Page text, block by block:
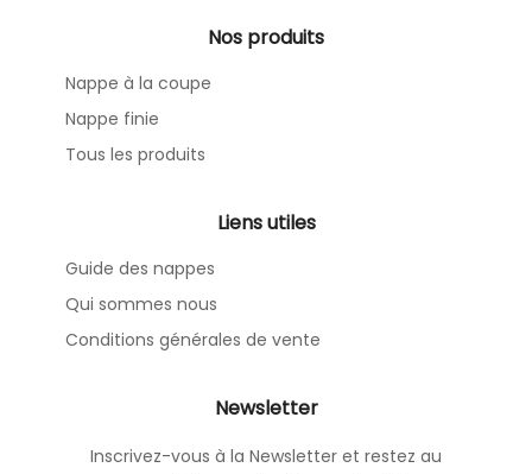
Nos produits
Nappe à la coupe
Nappe finie
Tous les produits
Liens utiles
Guide des nappes
Qui sommes nous
Conditions générales de vente
Newsletter
Inscrivez-vous à la Newsletter et restez au